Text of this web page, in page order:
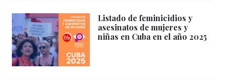
Listado de feminicidios y
asesinatos de mujeres y
niñas en Cuba en el año 2025